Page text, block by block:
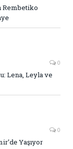
Rembetiko
0
Lena, Leyla ve
0
Yaşıyor